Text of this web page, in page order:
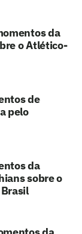
da
o Atlético-
de
pelo
da
sobre o